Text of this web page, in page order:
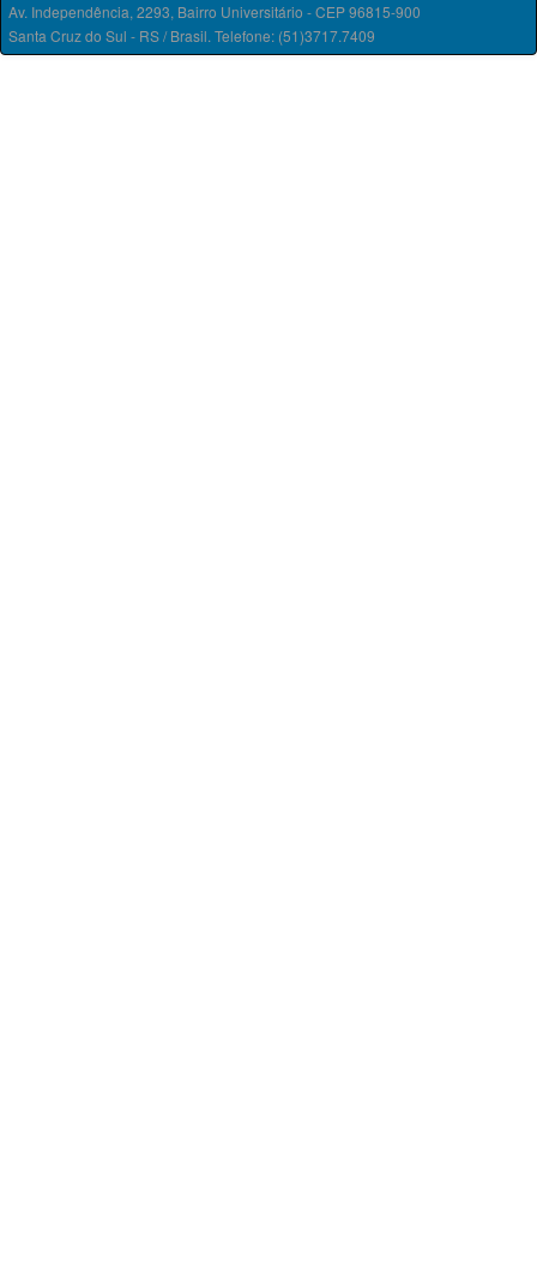
Av. Independência, 2293, Bairro Universitário - CEP 96815-900
Santa Cruz do Sul - RS / Brasil. Telefone: (51)3717.7409